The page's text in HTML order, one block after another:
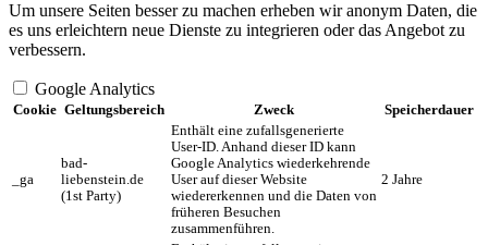
Um unsere Seiten besser zu machen erheben wir anonym Daten, die
es uns erleichtern neue Dienste zu integrieren oder das Angebot zu
verbessern.
Google Analytics
Cookie Geltungsbereich Zweck Speicherdauer
_ga
bad-
liebenstein.de
(1st Party)
Enthält eine zufallsgenerierte
User-ID. Anhand dieser ID kann
Google Analytics wiederkehrende
User auf dieser Website
wiedererkennen und die Daten von
früheren Besuchen
zusammenführen.
2 Jahre